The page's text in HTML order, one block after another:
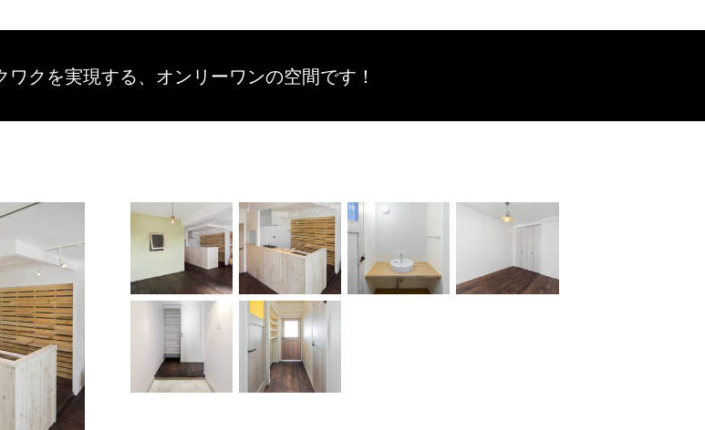
ワクを実現する、 オンリーワンの空間です！